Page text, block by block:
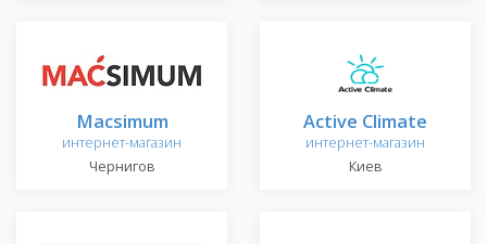
Macsimum
интернет-магазин
Чернигов
Active Climate
интернет-магазин
Киев